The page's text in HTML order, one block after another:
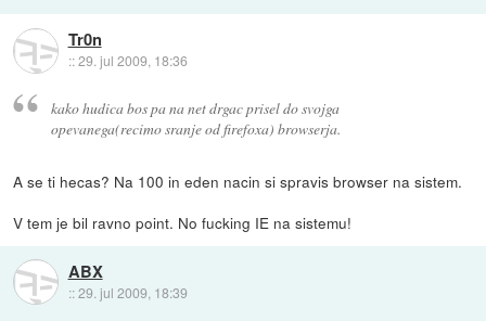
Tr0n
::29. jul 2009, 18:36
kako hudica bos pa na net drgac prisel do svojga
opevanega(recimo sranje od firefoxa) browserja.
A se ti hecas? Na 100 in eden nacin si spravis browser na sistem.
V tem je bil ravno point. No fucking IE na sistemu!
ABX
::29. jul 2009, 18:39